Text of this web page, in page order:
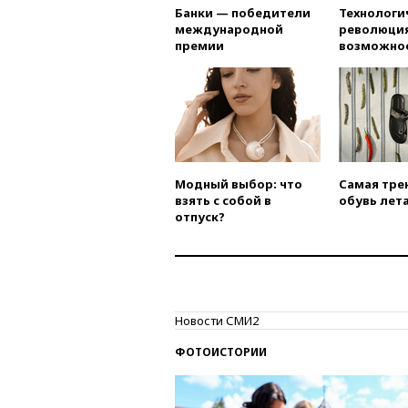
Банки — победители
международной
премии
Модный выбор: что
взять с собой в
отпуск?
Самая
обувь
Новости СМИ2
ФОТОИСТОРИИ